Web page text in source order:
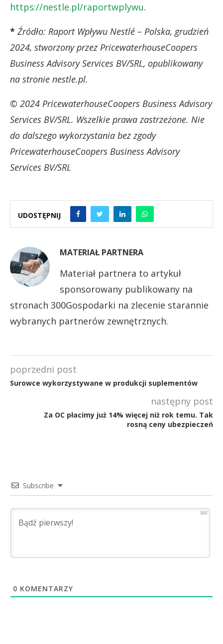
https://nestle.pl/raportwplywu.
* Źródło: Raport Wpływu Nestlé – Polska, grudzień
2024, stworzony przez PricewaterhouseCoopers
Business Advisory Services BV/SRL, opublikowany
na stronie nestle.pl.
© 2024 PricewaterhouseCoopers Business Advisory
Services BV/SRL. Wszelkie prawa zastrzeżone. Nie
do dalszego wykorzystania bez zgody
PricewaterhouseCoopers Business Advisory
Services BV/SRL
UDOSTĘPNIJ
MATERIAŁ PARTNERA
Materiał partnera to artykuł
sponsorowany publikowany na
stronach 300Gospodarki na zlecenie starannie
wybranych partnerów zewnętrznych.
poprzedni post
Surowce wykorzystywane w produkcji suplementów
następny post
Za OC płacimy już 14% więcej niż rok temu. Tak
rosną ceny ubezpieczeń
Subscribe
500
0 KOMENTARZY